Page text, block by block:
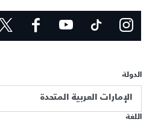
الدولة
الإمارات العربية المتحدة
اللغة